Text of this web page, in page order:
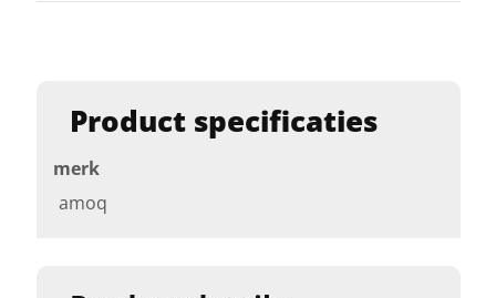
Product specificaties
merk
amoq